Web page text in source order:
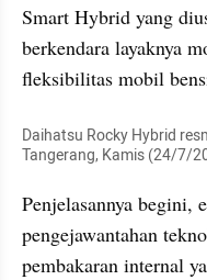
Smart Hybrid yang
berkendara layaknya
fleksibilitas mobil
Daihatsu Rocky Hybrid
Tangerang, Kamis (24/7/
Penjelasannya begini,
pengejawantahan
pembakaran internal